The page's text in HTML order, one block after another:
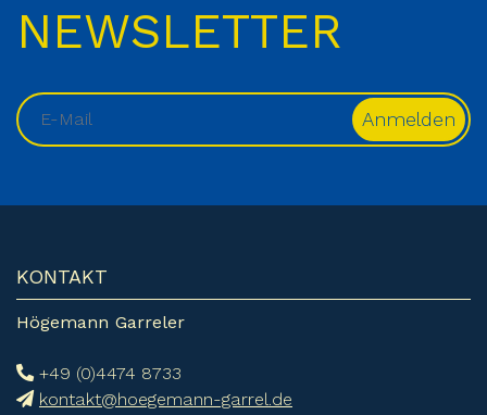
NEWSLETTER
KONTAKT
Högemann Garreler
+49 (0)4474 8733
kontakt@hoegemann-garrel.de